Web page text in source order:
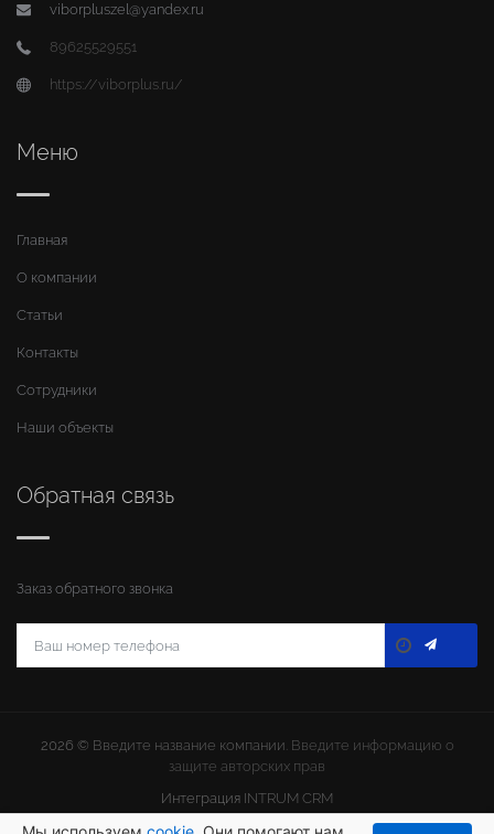
viborpluszel@yandex.ru
89625529551
https://viborplus.ru/
Меню
Главная
О компании
Статьи
Контакты
Сотрудники
Наши объекты
Обратная связь
Заказ обратного звонка
2026 © Введите название компании. Введите информацию о
защите авторских прав
Интеграция INTRUM CRM